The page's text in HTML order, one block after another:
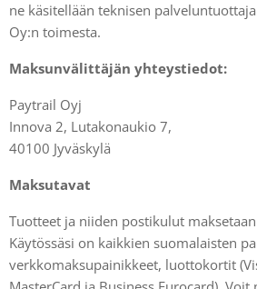
ne käsitellään teknisen
Oy:n toimesta.
Maksunvälittäjän yhteystiedot:
Paytrail Oyj
Innova 2, Lutakonaukio 7,
40100 Jyväskylä
Maksutavat
Tuotteet ja niiden postikulut
Käytössäsi on kaikkien suomalaisten
verkkomaksupainikkeet, luottokortit